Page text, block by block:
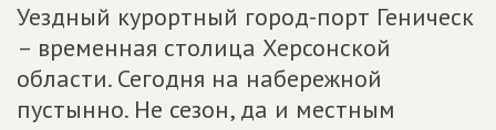
Уездный курортный город-порт Геническ
– временная столица Херсонской
области. Сегодня на набережной
пустынно. Не сезон, да и местным